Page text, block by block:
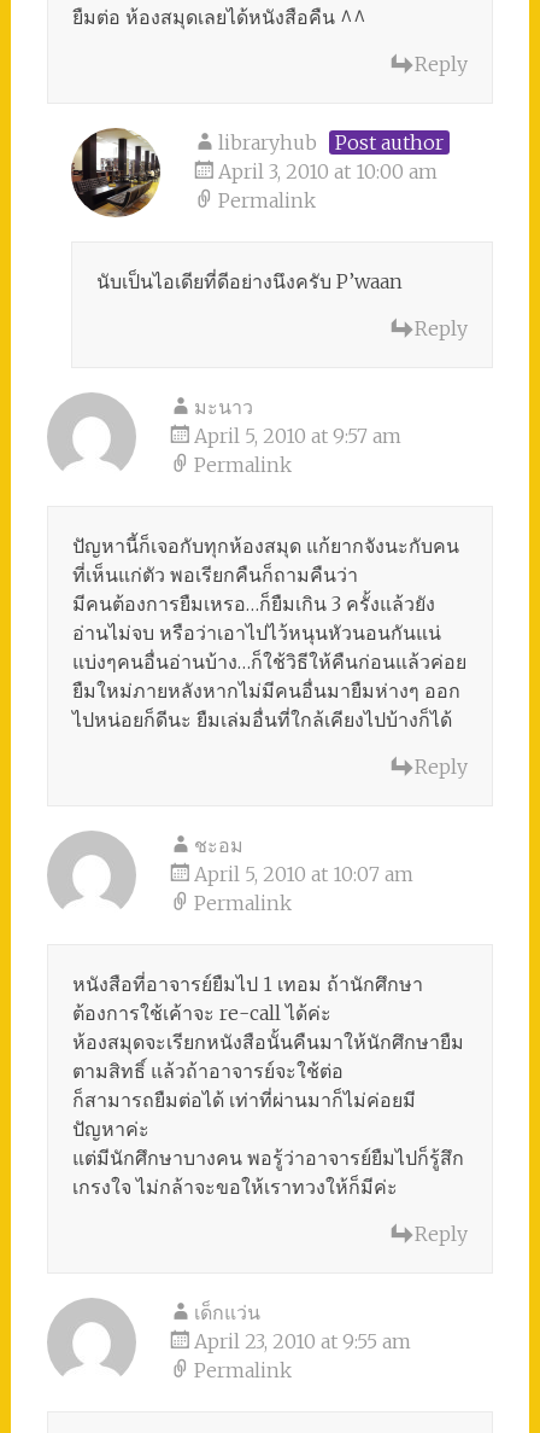
ยืมต่อ ห้องสมุดเลยได้หนังสือคืน ^^
Reply
libraryhub
Post author
April 3, 2010 at 10:00 am
Permalink
นับเป็นไอเดียที่ดีอย่างนึงครับ P’waan
Reply
มะนาว
April 5, 2010 at 9:57 am
Permalink
ปัญหานี้ก็เจอกับทุกห้องสมุด แก้ยากจังนะกับคน
ที่เห็นแก่ตัว พอเรียกคืนก็ถามคืนว่า
มีคนต้องการยืมเหรอ…ก็ยืมเกิน 3 ครั้งแล้วยัง
อ่านไม่จบ หรือว่าเอาไปไว้หนุนหัวนอนกันแน่
แบ่งๆคนอื่นอ่านบ้าง…ก็ใช้วิธีให้คืนก่อนแล้วค่อย
ยืมใหม่ภายหลังหากไม่มีคนอื่นมายืมห่างๆ ออก
ไปหน่อยก็ดีนะ ยืมเล่มอื่นที่ใกล้เคียงไปบ้างก็ได้
Reply
ชะอม
April 5, 2010 at 10:07 am
Permalink
หนังสือที่อาจารย์ยืมไป 1 เทอม ถ้านักศึกษา
ต้องการใช้เค้าจะ re-call ได้ค่ะ
ห้องสมุดจะเรียกหนังสือนั้นคืนมาให้นักศึกษายืม
ตามสิทธิ์ แล้วถ้าอาจารย์จะใช้ต่อ
ก็สามารถยืมต่อได้ เท่าที่ผ่านมาก็ไม่ค่อยมี
ปัญหาค่ะ
แต่มีนักศึกษาบางคน พอรู้ว่าอาจารย์ยืมไปก็รู้สึก
เกรงใจ ไม่กล้าจะขอให้เราทวงให้ก็มีค่ะ
Reply
เด็กแว่น
April 23, 2010 at 9:55 am
Permalink